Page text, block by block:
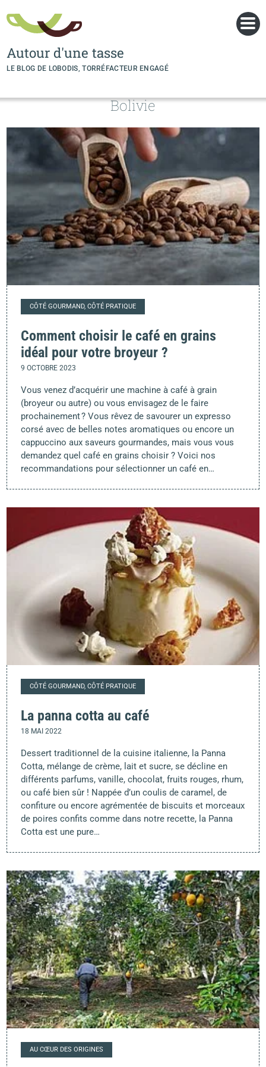
Autour d'une tasse
LE BLOG DE LOBODIS, TORRÉFACTEUR ENGAGÉ
Bolivie
CÔTÉ GOURMAND, CÔTÉ PRATIQUE
Comment choisir le café en grains
idéal pour votre broyeur ?
9 OCTOBRE 2023
Vous venez d’acquérir une machine à café à grain
(broyeur ou autre) ou vous envisagez de le faire
prochainement ? Vous rêvez de savourer un expresso
corsé avec de belles notes aromatiques ou encore un
cappuccino aux saveurs gourmandes, mais vous vous
demandez quel café en grains choisir ? Voici nos
recommandations pour sélectionner un café en…
CÔTÉ GOURMAND, CÔTÉ PRATIQUE
La panna cotta au café
18 MAI 2022
Dessert traditionnel de la cuisine italienne, la Panna
Cotta, mélange de crème, lait et sucre, se décline en
différents parfums, vanille, chocolat, fruits rouges, rhum,
ou café bien sûr ! Nappée d’un coulis de caramel, de
confiture ou encore agrémentée de biscuits et morceaux
de poires confits comme dans notre recette, la Panna
Cotta est une pure…
AU CŒUR DES ORIGINES